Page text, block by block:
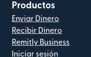
Productos
Enviar Dinero
Recibir Dinero
Remitly Business
Iniciar sesión